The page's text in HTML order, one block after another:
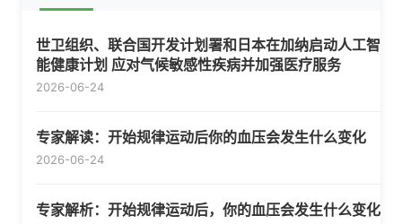
世卫组织、联合国开发计划署和日本在加纳启动人工智
能健康计划 应对气候敏感性疾病并加强医疗服务
2026-06-24
专家解读：开始规律运动后你的血压会发生什么变化
2026-06-24
专家解析：开始规律运动后，你的血压会发生什么变化